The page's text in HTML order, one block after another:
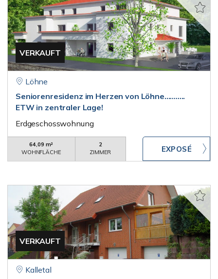
VERKAUFT
Löhne
Seniorenresidenz im Herzen von Löhne...........
ETW in zentraler Lage!
Erdgeschosswohnung
64,09 m²
WOHNFLÄCHE
2
ZIMMER
VERKAUFT
Kalletal